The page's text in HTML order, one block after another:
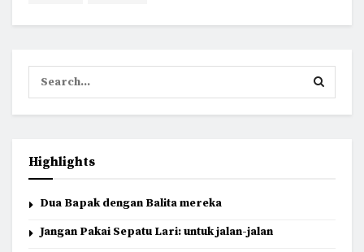
Highlights
Dua Bapak dengan Balita mereka
Jangan Pakai Sepatu Lari: untuk jalan-jalan